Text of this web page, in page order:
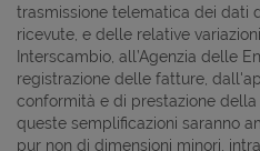
trasmissione telematica dei dati
ricevute, e delle relative
Interscambio, all’Agenzia delle
registrazione delle fatture,
conformità e di prestazione
queste semplificazioni saranno
pur non di dimensioni minori,